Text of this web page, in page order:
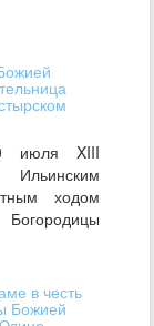
XIII
Ильинским
ходом
в честь
Божией